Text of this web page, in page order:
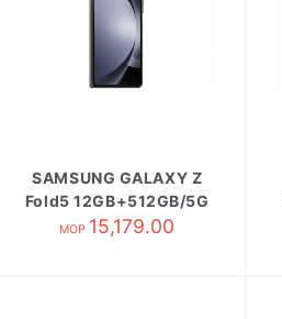
SAMSUNG GALAXY Z
Fold5 12GB+512GB/5G
版 霧光黑
MOP 15,179.00